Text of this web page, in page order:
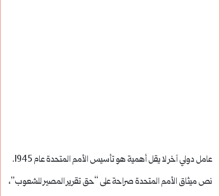
عامل دولي آخر لا يقل أهمية هو تأسيس الأمم المتحدة عام 1945.
نص ميثاق الأمم المتحدة صراحة على “حق تقرير المصير للشعوب”،